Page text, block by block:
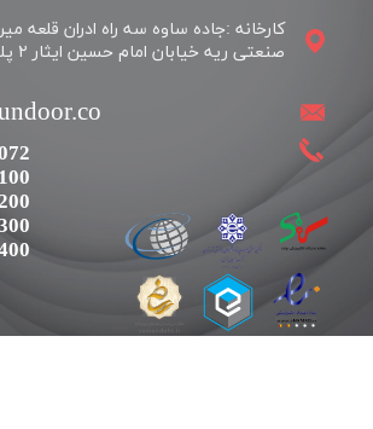
کارخانه :جاده ساوه سه راه ادران قلعه